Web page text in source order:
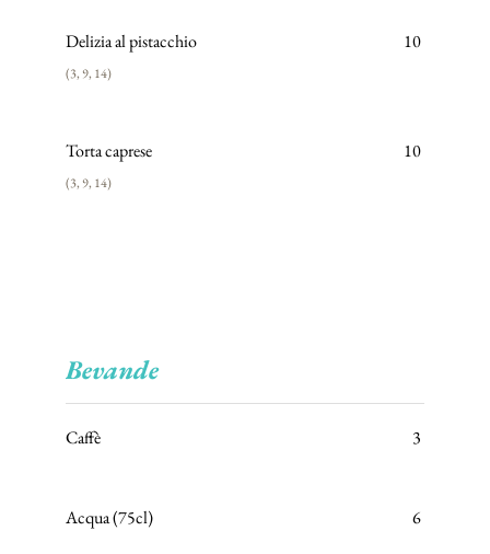
Delizia al pistacchio 10
Torta caprese 10
Bevande
Caffè 3
Acqua (75cl) 6